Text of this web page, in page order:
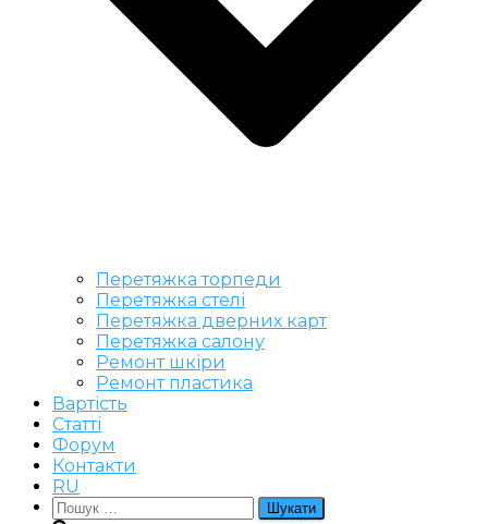
Перетяжка торпеди
Перетяжка стелі
Перетяжка дверних карт
Перетяжка салону
Ремонт шкіри
Ремонт пластика
Вартість
Статті
Форум
Контакти
RU
Пошук: